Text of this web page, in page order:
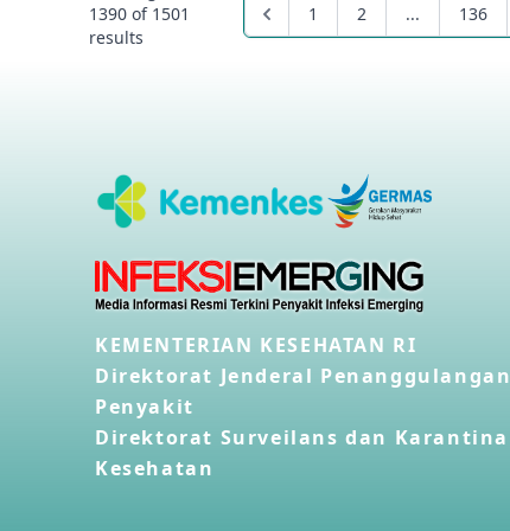
1390 of 1501
results
1 2 ... 136
KEMENTERIAN KESEHATAN RI
Direktorat Jenderal Penanggulangan
Penyakit
Direktorat Surveilans dan Karantina
Kesehatan